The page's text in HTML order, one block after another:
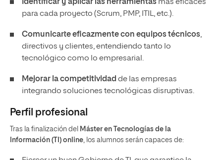
Identificar y aplicar las herramientas más eficaces
para cada proyecto (Scrum, PMP, ITIL, etc.).
Comunicarte eficazmente con equipos técnicos,
directivos y clientes, entendiendo tanto lo
tecnológico como lo empresarial.
Mejorar la competitividad de las empresas
integrando soluciones tecnológicas disruptivas.
Perfil profesional
Tras la finalización del Máster en Tecnologías de la
Información (TI) online, los alumnos serán capaces de: